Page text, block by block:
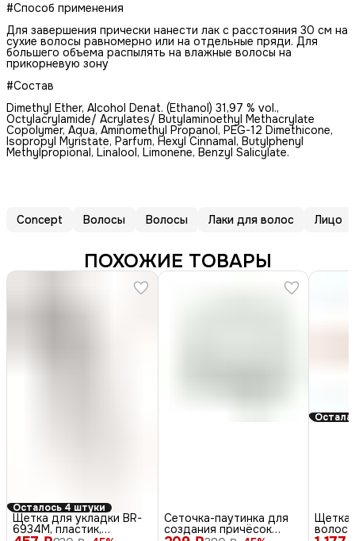
#Способ применения
Для завершения прически нанести лак с расстояния 30 см на
сухие волосы равномерно или на отдельные пряди. Для
большего объема распылять на влажные волосы на
прикорневую зону
#Состав
Dimethyl Ether, Alcohol Denat. (Ethanol) 31,97 % vol.,
Octylacrylamide/ Acrylates/ Butylaminoethyl Methacrylate
Copolymer, Aqua, Aminomethyl Propanol, PEG-12 Dimethicone,
Isopropyl Мyristate, Parfum, Hexyl Cinnamal, Butylphenyl
Methylpropional, Linalool, Limonene, Benzyl Salicylate.
Concept Волосы Волосы Лаки для волос Лицо
ПОХОЖИЕ ТОВАРЫ
Осталось 4 штуки
Щетка для укладки BR-
6934M, пластик,
Сеточка-паутинка для
создания причёсок
Щетка
волос